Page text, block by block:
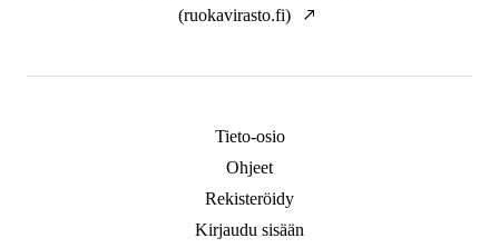
(ruokavirasto.fi)
Tieto-osio
Ohjeet
Rekisteröidy
Kirjaudu sisään